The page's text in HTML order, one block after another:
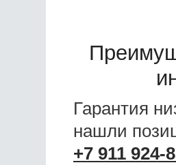
Гарантия
нашли
+7 911 924-